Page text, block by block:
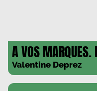
A VOS MARQUES.
Valentine Deprez